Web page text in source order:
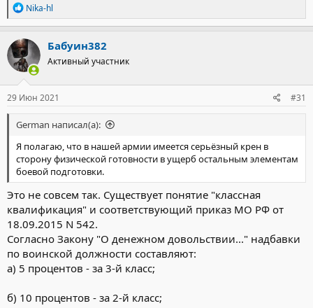
Р
е
а
к
ц
и
и
:
Nika-hl
Бабуин382
Активный участник
29 Июн 2021 #31
German написал(а):
Я полагаю, что в нашей армии имеется серьёзный крен в
сторону физической готовности в ущерб остальным элементам
боевой подготовки.
Это не совсем так. Существует понятие "классная
квалификация" и соответствующий приказ МО РФ от
18.09.2015 N 542.
Согласно Закону "О денежном довольствии..." надбавки
по воинской должности составляют:
а) 5 процентов - за 3-й класс;
б) 10 процентов - за 2-й класс;